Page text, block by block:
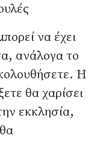
να έχει
ανάλογα το
Η
θα χαρίσει
εκκλησία,